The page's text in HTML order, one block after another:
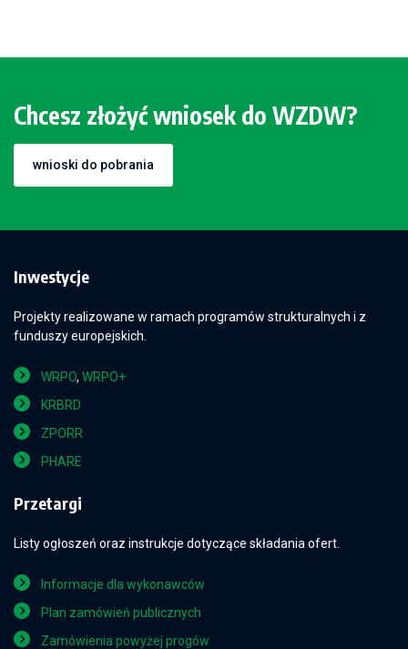
Chcesz złożyć wniosek do WZDW?
wnioski do pobrania
Inwestycje
Projekty realizowane w ramach programów strukturalnych i z
funduszy europejskich.
WRPO, WRPO+
KRBRD
ZPORR
PHARE
Przetargi
Listy ogłoszeń oraz instrukcje dotyczące składania ofert.
Informacje dla wykonawców
Plan zamówień publicznych
Zamówienia powyżej progów